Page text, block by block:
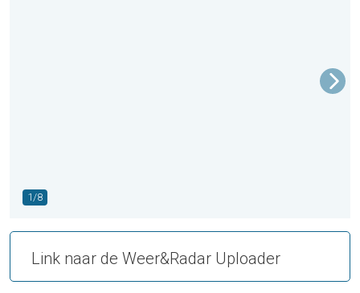
1/8
Link naar de Weer&Radar Uploader